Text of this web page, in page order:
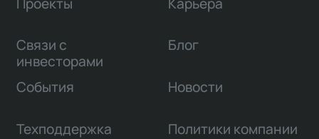
Связи с
инвесторами
Блог
События Новости
Техподдержка Политики компании